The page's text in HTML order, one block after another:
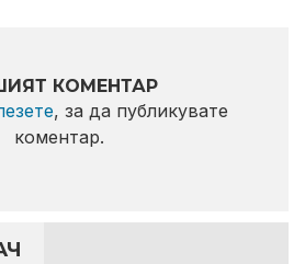
КОМЕНТАР
, за да публикувате
коментар.